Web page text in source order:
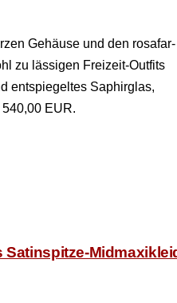
Gehäuse und den rosa­far­
zu läs­si­gen Freizeit-Out­fits
entspiegeltes Saphir­glas,
EUR.
Satinspitze-